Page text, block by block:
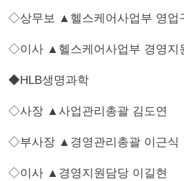
◇상무보 ▲헬스케어사업부 영업
◇이사 ▲헬스케어사업부 경영지
◆HLB생명과학
◇사장 ▲사업관리총괄 김도연
◇부사장 ▲경영관리총괄 이근식
◇이사 ▲경영지원담당 이길현